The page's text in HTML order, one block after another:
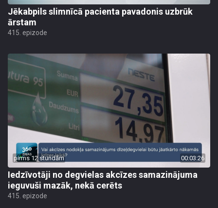
Jēkabpils slimnīcā pacienta pavadonis uzbrūk
ārstam
415. epizode
pirms 12 stundām 00:03:26
Iedzīvotāji no degvielas akcīzes samazinājuma
ieguvuši mazāk, nekā cerēts
415. epizode